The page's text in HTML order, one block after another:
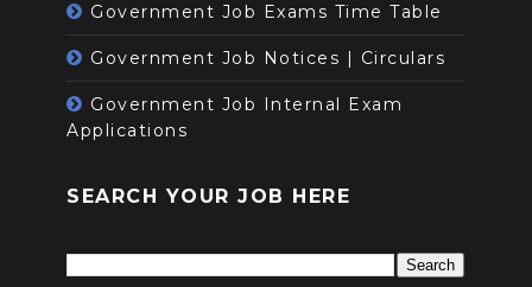
Government Job Exams Time Table
Government Job Notices | Circulars
Government Job Internal Exam
Applications
SEARCH YOUR JOB HERE